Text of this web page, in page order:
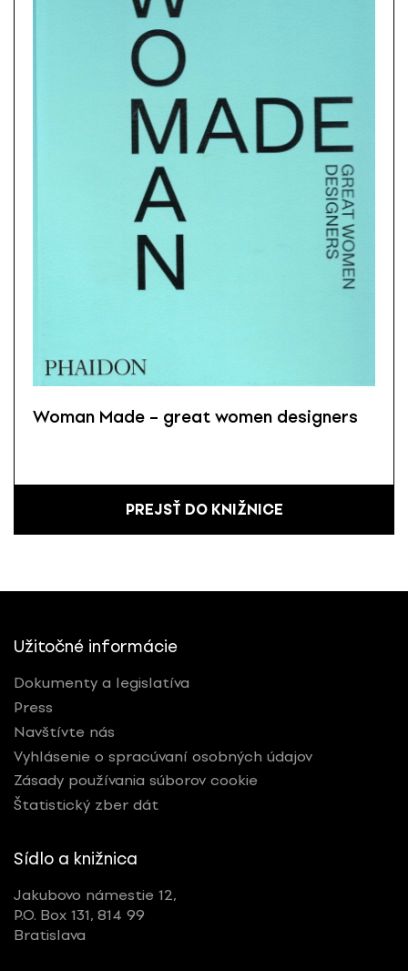
Woman Made – great women designers
PREJSŤ DO KNIŽNICE
Užitočné informácie
Dokumenty a legislatíva
Press
Navštívte nás
Vyhlásenie o spracúvaní osobných údajov
Zásady používania súborov cookie
Štatistický zber dát
Sídlo a knižnica
Jakubovo námestie 12,
P.O. Box 131, 814 99
Bratislava